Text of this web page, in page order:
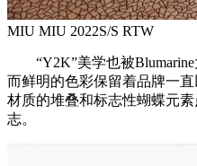
MIU MIU 2022S/S RTW
“Y2K”美学也被Blumarine
而鲜明的色彩保留着品牌一
材质的堆叠和标志性蝴蝶元
志。